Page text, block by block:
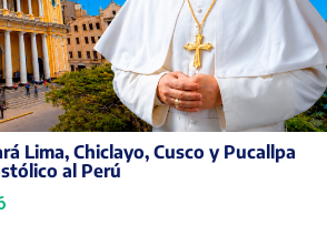
Lima, Chiclayo, Cusco y Pucallpa
al Perú